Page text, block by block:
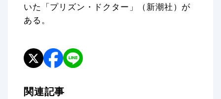
いた「プリズン・ドクター」（新潮社）が
ある。
関連記事